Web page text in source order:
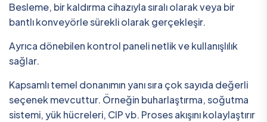
Besleme, bir kaldırma cihazıyla sıralı olarak veya bir
bantlı konveyörle sürekli olarak gerçekleşir.
Ayrıca dönebilen kontrol paneli netlik ve kullanışlılık
sağlar.
Kapsamlı temel donanımın yanı sıra çok sayıda değerli
seçenek mevcuttur. Örneğin buharlaştırma, soğutma
sistemi, yük hücreleri, CIP vb. Proses akışını kolaylaştırır